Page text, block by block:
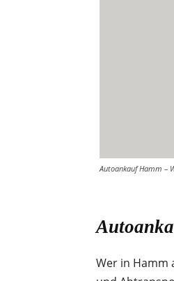
Autoankauf Hamm –
Wer in Hamm